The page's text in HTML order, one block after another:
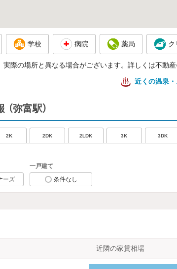
学校 病院 薬局 ク
際の場所と異なる場合がございます。詳しくは不動産
近くの温泉
（弥富駅）
2K 2DK 2LDK 3K 3DK
ーズ
一戸建て
条件なし
近隣の家賃相場